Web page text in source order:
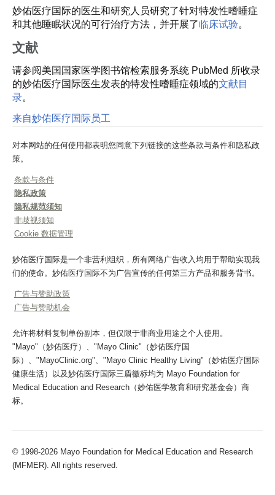
妙佑医疗国际的医生和研究人员研究了针对特发性嗜睡症
和其他睡眠状况的可行治疗方法，并开展了临床试验。
文献
请参阅美国国家医学图书馆检索服务系统 PubMed 所收录
的妙佑医疗国际医生发表的特发性嗜睡症领域的文献目
录。
来自妙佑医疗国际员工
对本网站的任何使用都表明您同意下列链接的这些条款与条件和隐私政
策。
条款与条件
隐私政策
隐私规范须知
非歧视须知
Cookie 数据管理
妙佑医疗国际是一个非营利组织，所有网络广告收入均用于帮助实现我
们的使命。妙佑医疗国际不为广告宣传的任何第三方产品和服务背书。
广告与赞助政策
广告与赞助机会
允许将材料复制单份副本，但仅限于非商业用途之个人使用。
"Mayo"（妙佑医疗）、"Mayo Clinic"（妙佑医疗国
际）、"MayoClinic.org"、"Mayo Clinic Healthy Living"（妙佑医疗国际
健康生活）以及妙佑医疗国际三盾徽标均为 Mayo Foundation for
Medical Education and Research（妙佑医学教育和研究基金会）商
标。
© 1998-2026 Mayo Foundation for Medical Education and Research
(MFMER). All rights reserved.